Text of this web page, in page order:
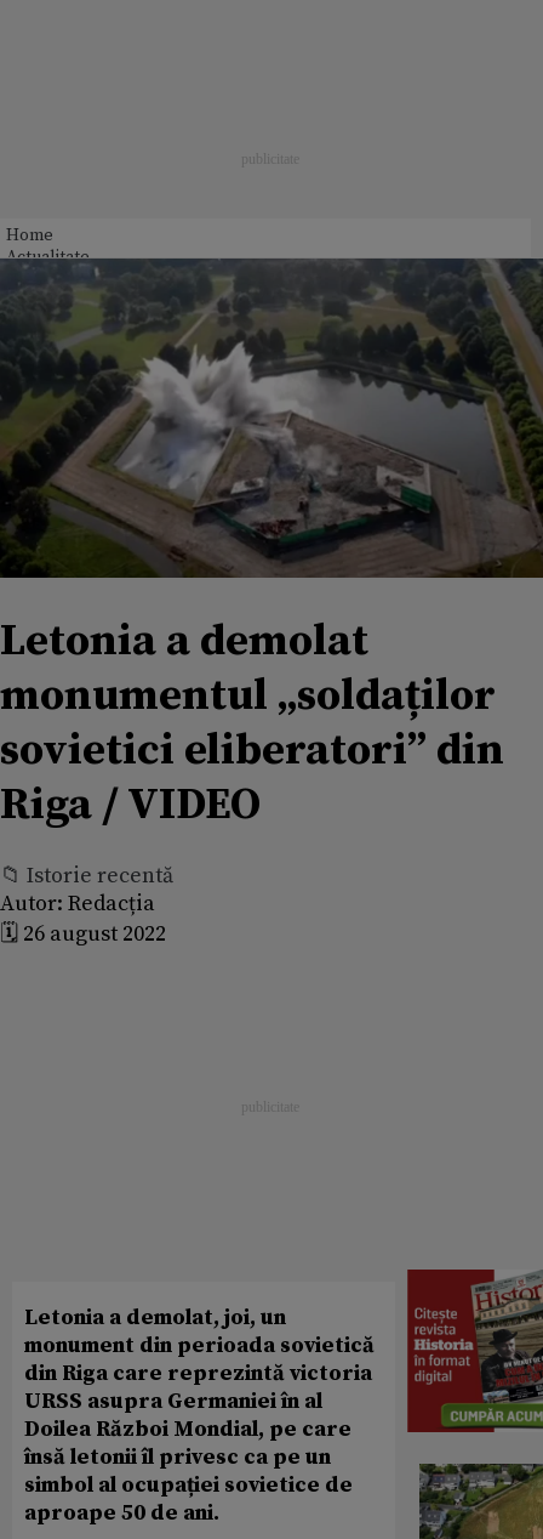
Home
Actualitate
Letonia a demolat
monumentul „soldaților
sovietici eliberatori” din
Riga / VIDEO
📁 Istorie recentă
Autor: Redacția
🗓️ 26 august 2022
Letonia a demolat, joi, un
monument din perioada sovietică
din Riga care reprezintă victoria
URSS asupra Germaniei în al
Doilea Război Mondial, pe care
însă letonii îl privesc ca pe un
simbol al ocupației sovietice de
aproape 50 de ani.